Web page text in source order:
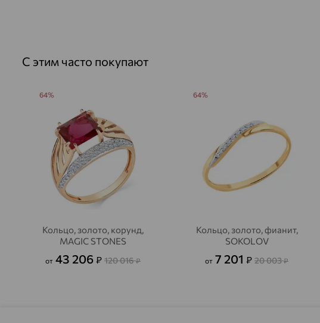
С этим часто покупают
Кольцо, золото, корунд,
MAGIC STONES
от 43 206 ₽ 120 016₽
64%
Кольцо, золото, фианит,
SOKOLOV
от 7 201 ₽ 20 003₽
64%
Алагир